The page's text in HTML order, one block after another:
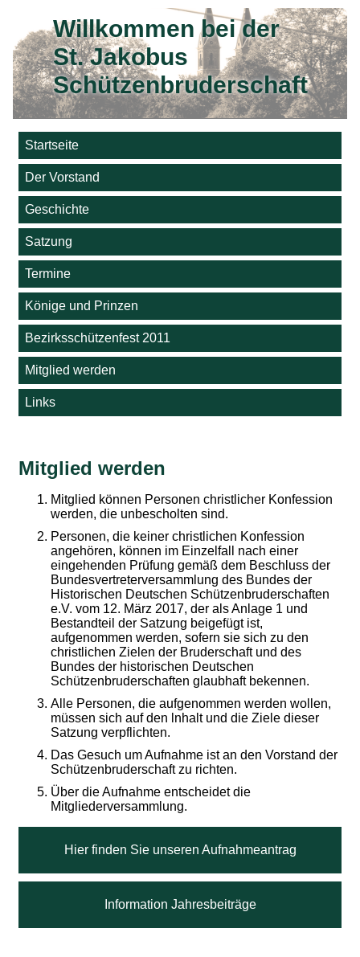
Willkommen bei der
St. Jakobus
Schützenbruderschaft
Startseite
Der Vorstand
Geschichte
Satzung
Termine
Könige und Prinzen
Bezirksschützenfest 2011
Mitglied werden
Links
Mitglied werden
Mitglied können Personen christlicher Konfession
werden, die unbescholten sind.
Personen, die keiner christlichen Konfession
angehören, können im Einzelfall nach einer
eingehenden Prüfung gemäß dem Beschluss der
Bundesvertreterversammlung des Bundes der
Historischen Deutschen Schützenbruderschaften
e.V. vom 12. März 2017, der als Anlage 1 und
Bestandteil der Satzung beigefügt ist,
aufgenommen werden, sofern sie sich zu den
christlichen Zielen der Bruderschaft und des
Bundes der historischen Deutschen
Schützenbruderschaften glaubhaft bekennen.
Alle Personen, die aufgenommen werden wollen,
müssen sich auf den lnhalt und die Ziele dieser
Satzung verpflichten.
Das Gesuch um Aufnahme ist an den Vorstand der
Schützenbruderschaft zu richten.
Über die Aufnahme entscheidet die
Mitgliederversammlung.
Hier finden Sie unseren Aufnahmeantrag
Information Jahresbeiträge